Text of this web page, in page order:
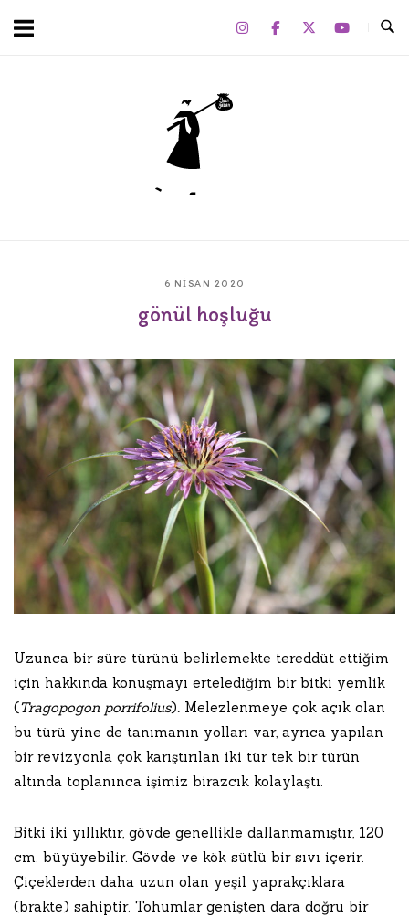
Home
6 NISAN 2020
gönül hoşluğu
Uzunca bir süre türünü belirlemekte tereddüt ettiğim
için hakkında konuşmayı ertelediğim bir bitki yemlik
(Tragopogon porrifolius). Melezlenmeye çok açık olan
bu türü yine de tanımanın yolları var, ayrıca yapılan
bir revizyonla çok karıştırılan iki tür tek bir türün
altında toplanınca işimiz birazcık kolaylaştı.
Bitki iki yıllıktır, gövde genellikle dallanmamıştır, 120
cm. büyüyebilir. Gövde ve kök sütlü bir sıvı içerir.
Çiçeklerden daha uzun olan yeşil yaprakçıklara
(brakte) sahiptir. Tohumlar genişten dara doğru bir